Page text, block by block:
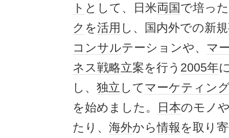
ト として、日米両国で培った
ク を活用 し、国内外での新
コンサルテーションや、 マ
ネス戦略立案を行う 2005年
し、 独立 してマーケティン
を始めました。
日本のモノ
たり、 海外から情報を取り